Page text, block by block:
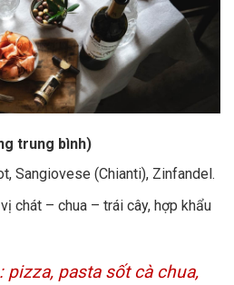
trung bình)
Sangiovese (Chianti), Zinfandel.
chát – chua – trái cây, hợp khẩu
pizza, pasta sốt cà chua,